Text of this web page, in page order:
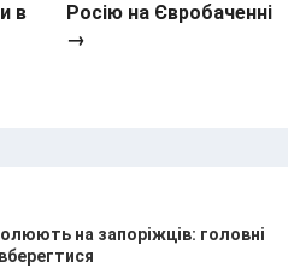
в
Росію на Євробаченні
→
на запоріжців: головні